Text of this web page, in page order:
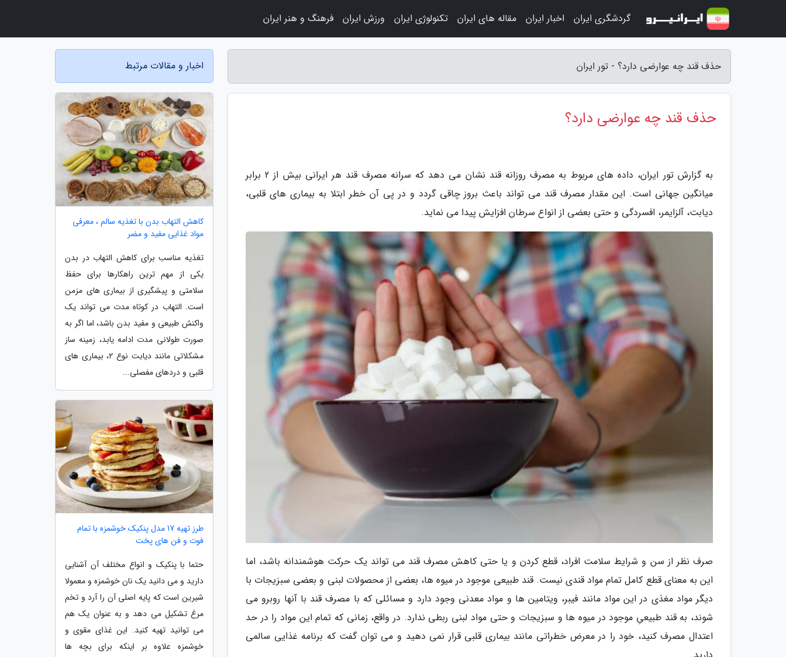
حذف قند چه عوارضی دارد؟ - تور ایران
حذف قند چه عوارضی دارد؟
به گزارش تور ایران، داده های مربوط به مصرف روزانه قند نشان می دهد که سرانه مصرف قند هر ایرانی بیش از 2 برابر
میانگین جهانی است. این مقدار مصرف قند می تواند باعث بروز چاقی گردد و در پی آن خطر ابتلا به بیماری های قلبی،
دیابت، آلزایمر، افسردگی و حتی بعضی از انواع سرطان افزایش پیدا می نماید.
صرف نظر از سن و شرایط سلامت افراد، قطع کردن و یا حتی کاهش مصرف قند می تواند یک حرکت هوشمندانه باشد، اما
این به معنای قطع کامل تمام مواد قندی نیست. قند طبیعی موجود در میوه ها، بعضی از محصولات لبنی و بعضی سبزیجات با
دیگر مواد مغذی در این مواد مانند فیبر، ویتامین ها و مواد معدنی وجود دارد و مسائلی که با مصرف قند با آنها روبرو می
شوند، به قند طبیعیِ موجود در میوه ها و سبزیجات و حتی مواد لبنی ربطی ندارد. در واقع، زمانی که تمام این مواد را در حد
اعتدال مصرف کنید، خود را در معرض خطراتی مانند بیماری قلبی قرار نمی دهید و می توان گفت که برنامه غذایی سالمی
اخبار و مقالات مرتبط
کاهش التهاب بدن با تغذیه سالم ، معرفی
مواد غذایی مفید و مضر
تغذیه مناسب برای کاهش التهاب در بدن
یکی از مهم ترین راهکارها برای حفظ
سلامتی و پیشگیری از بیماری های مزمن
است. التهاب در کوتاه مدت می تواند یک
واکنش طبیعی و مفید بدن باشد، اما اگر به
صورت طولانی مدت ادامه یابد، زمینه ساز
مشکلاتی مانند دیابت نوع 2، بیماری های
قلبی و دردهای مفصلی...
طرز تهیه 17 مدل پنکیک خوشمزه با تمام
فوت و فن های پخت
حتما با پنکیک و انواع مختلف آن آشنایی
دارید و می دانید یک نان خوشمزه و معمولا
شیرین است که پایه اصلی آن را آرد و تخم
مرغ تشکیل می دهد و به عنوان یک هم
می توانید تهیه کنید. این غذای مقوی و
خوشمزه علاوه بر اینکه برای بچه ها
گردشگری ایران اخبار ایران مقاله های ایران تکنولوژی ایران ورزش ایران فرهنگ و هنر ایران